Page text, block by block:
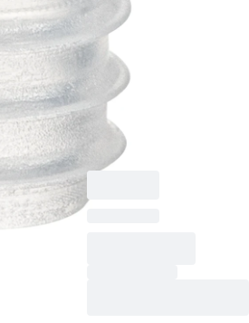
Bouchon à pression
pour cupules
spéciales RIA et
Hitachi, naturel,
longueur : 9 mm,
matériau : LD-PE,
1 000 pièce(s)/sachet